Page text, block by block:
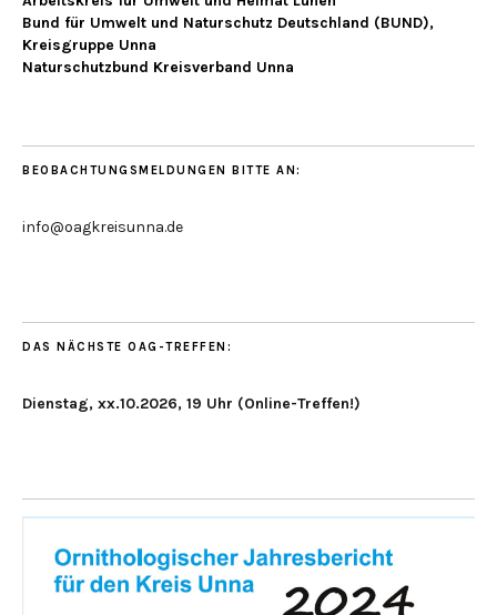
Bund für Umwelt und Naturschutz Deutschland (BUND),
Kreisgruppe Unna
Naturschutzbund Kreisverband Unna
BEOBACHTUNGSMELDUNGEN BITTE AN:
info@oagkreisunna.de
DAS NÄCHSTE OAG-TREFFEN:
Dienstag, xx.10.2026, 19 Uhr (Online-Treffen!)